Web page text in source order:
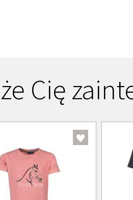
Cię